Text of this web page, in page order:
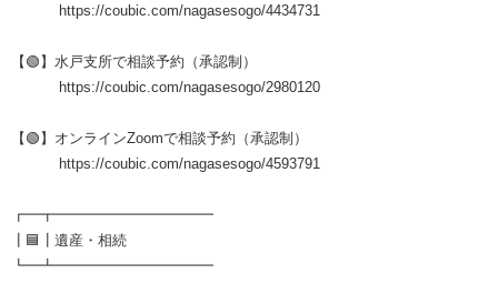
︎ https://coubic.com/nagasesogo/4434731
【🟢】水戸支所で相談予約（承認制）
︎ https://coubic.com/nagasesogo/2980120
【🟢】オンラインZoomで相談予約（承認制）
︎ https://coubic.com/nagasesogo/4593791
┏━┳━━━━━━━━━━━
┃🟦┃遺産・相続
┗━┻━━━━━━━━━━━